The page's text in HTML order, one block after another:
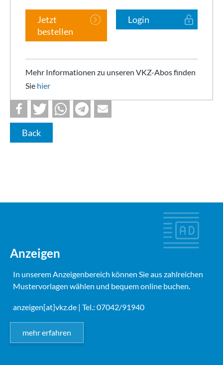
Jetzt
bestellen
Login
Mehr Informationen zu unseren VKZ-Abos finden
Sie hier
Back
Anzeigen
In unserem Anzeigenbereich können Sie aus zahlreichen
Mustervorlagen wählen und bequem online buchen.
anzeigen[at]vkz.de | Tel.: 07042/91940
mehr erfahren